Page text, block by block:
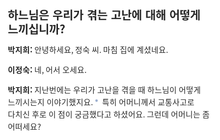
하느님은 우리가 겪는 고난에 대해 어떻게
느끼십니까?
박지희: 안녕하세요, 정숙 씨. 마침 집에 계셨네요.
이정숙: 네, 어서 오세요.
박지희: 지난번에는 우리가 고난을 겪을 때 하느님이 어떻게
느끼시는지 이야기했지요. * 특히 어머니께서 교통사고로
다치신 후로 이 점이 궁금했다고 하셨어요. 그런데 어머니는 좀
어떠세요?